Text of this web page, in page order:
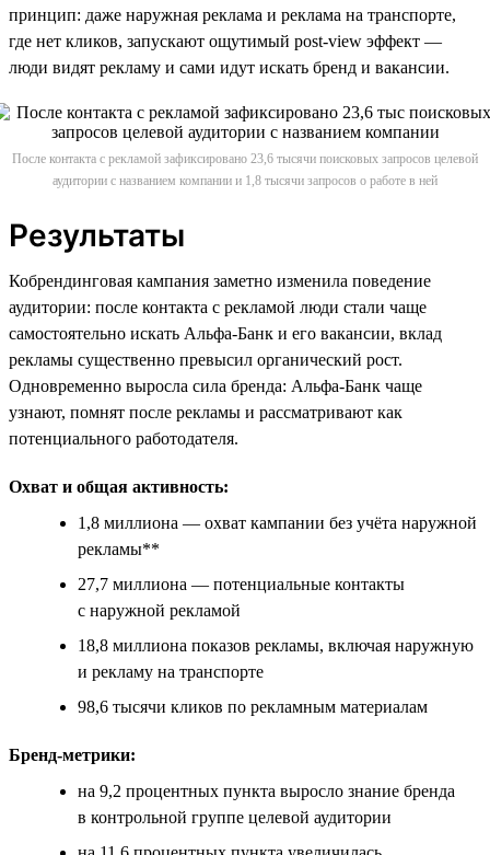
принцип: даже наружная реклама и реклама на транспорте,
где нет кликов, запускают ощутимый post-view эффект —
люди видят рекламу и сами идут искать бренд и вакансии.
После контакта с рекламой зафиксировано 23,6 тысячи поисковых запросов целевой
аудитории с названием компании и 1,8 тысячи запросов о работе в ней
Результаты
Кобрендинговая кампания заметно изменила поведение
аудитории: после контакта с рекламой люди стали чаще
самостоятельно искать Альфа-Банк и его вакансии, вклад
рекламы существенно превысил органический рост.
Одновременно выросла сила бренда: Альфа-Банк чаще
узнают, помнят после рекламы и рассматривают как
потенциального работодателя.
Охват и общая активность:
1,8 миллиона — охват кампании без учёта наружной
рекламы**
27,7 миллиона — потенциальные контакты
с наружной рекламой
18,8 миллиона показов рекламы, включая наружную
и рекламу на транспорте
98,6 тысячи кликов по рекламным материалам
Бренд-метрики:
на 9,2 процентных пункта выросло знание бренда
в контрольной группе целевой аудитории